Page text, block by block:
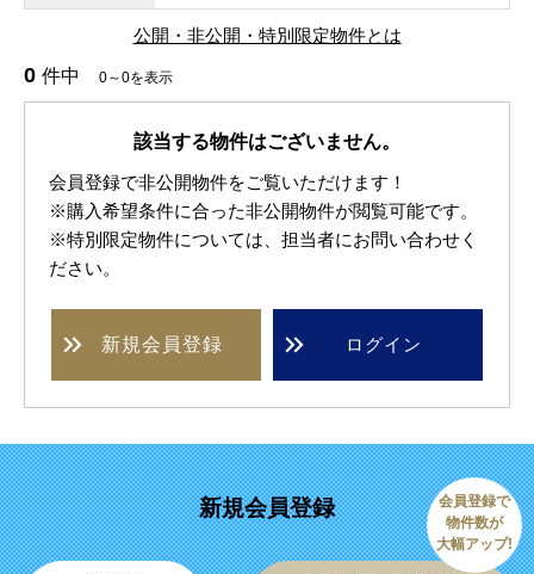
公開・非公開・特別限定物件とは
0 件中 0～0を表示
該当する物件はございません。
会員登録で非公開物件をご覧いただけます！
※購入希望条件に合った非公開物件が閲覧可能です。
※特別限定物件については、担当者にお問い合わせく
ださい。
新規会員登録 ログイン
新規会員登録
会員登録で
物件数が
大幅アップ!